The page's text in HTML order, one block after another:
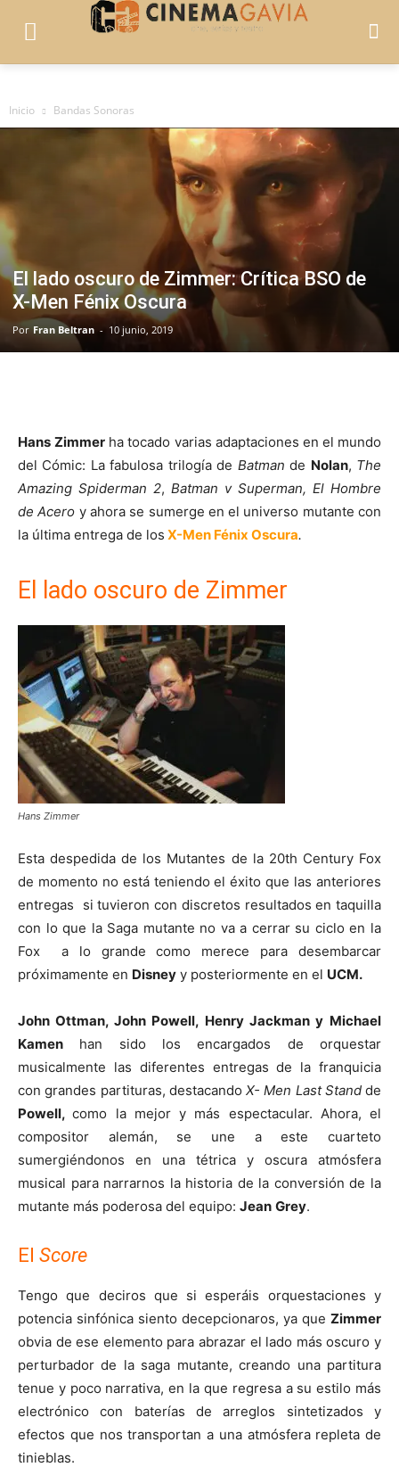
Inicio Bandas Sonoras
El lado oscuro de Zimmer: Crítica BSO de
X-Men Fénix Oscura
Por Fran Beltran - 10 junio, 2019
Hans Zimmer ha tocado varias adaptaciones en el mundo
del Cómic: La fabulosa trilogía de Batman de Nolan, The
Amazing Spiderman 2, Batman v Superman, El Hombre
de Acero y ahora se sumerge en el universo mutante con
la última entrega de los X-Men Fénix Oscura.
El lado oscuro de Zimmer
Hans Zimmer
Esta despedida de los Mutantes de la 20th Century Fox
de momento no está teniendo el éxito que las anteriores
entregas si tuvieron con discretos resultados en taquilla
con lo que la Saga mutante no va a cerrar su ciclo en la
Fox a lo grande como merece para desembarcar
próximamente en Disney y posteriormente en el UCM.
John Ottman, John Powell, Henry Jackman y Michael
Kamen han sido los encargados de orquestar
musicalmente las diferentes entregas de la franquicia
con grandes partituras, destacando X- Men Last Standde
Powell,como la mejor y más espectacular. Ahora, el
compositor alemán, se une a este cuarteto
sumergiéndonos en una tétrica y oscura atmósfera
musical para narrarnos la historia de la conversión de la
mutante más poderosa del equipo: Jean Grey.
El Score
Tengo que deciros que si esperáis orquestaciones y
potencia sinfónica siento decepcionaros, ya que Zimmer
obvia de ese elemento para abrazar el lado más oscuro y
perturbador de la saga mutante, creando una partitura
tenue y poco narrativa, en la que regresa a su estilo más
electrónico con baterías de arreglos sintetizados y
efectos que nos transportan a una atmósfera repleta de
tinieblas.